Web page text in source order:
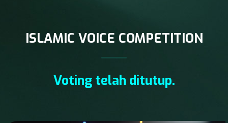
ISLAMIC VOICE COMPETITION
Voting telah ditutup.